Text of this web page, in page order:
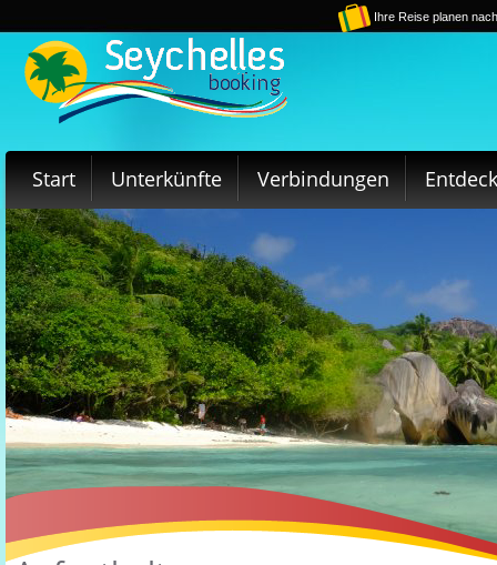
Ihre Reise planen
Start Unterkünfte Verbindungen